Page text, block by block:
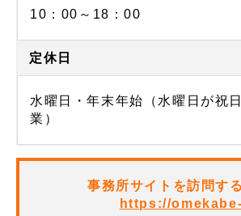
10：00～18：00
定休日
水曜日・年末年始（水曜日が祝
業）
事務所サイトを訪問する
https://omekabe-